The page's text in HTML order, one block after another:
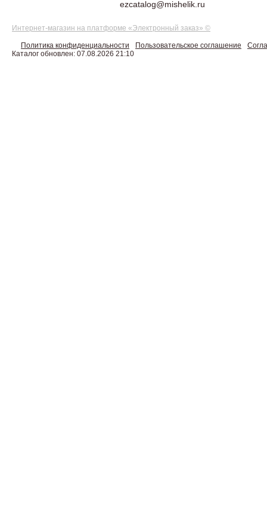
ezcatalog@mishelik.ru
Интернет-магазин на платформе «Электронный заказ» ©
Политика конфиденциальности Пользовательское соглашение
Каталог обновлен: 07.08.2026 21:10